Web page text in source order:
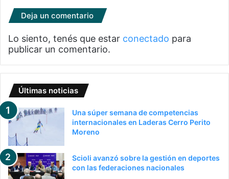
Deja un comentario
Lo siento, tenés que estar conectado para
publicar un comentario.
Últimas noticias
Una súper semana de competencias
internacionales en Laderas Cerro Perito
Moreno
Scioli avanzó sobre la gestión en deportes
con las federaciones nacionales